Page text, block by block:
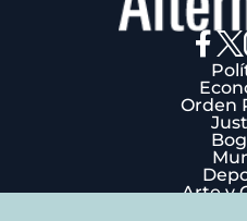
Orden
Arte y